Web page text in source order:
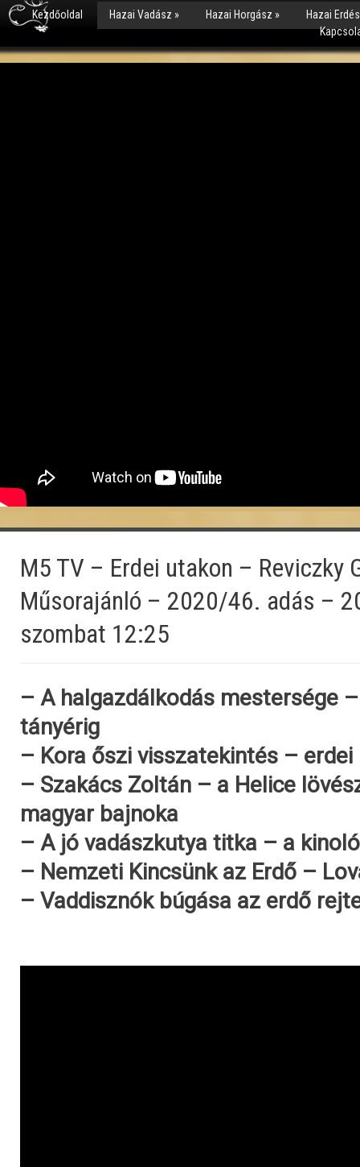
Kezdőoldal Hazai Vadász » Hazai Horgász »
Hazai
M5 TV – Erdei utakon – Reviczky
Műsorajánló – 2020/46. adás –
szombat 12:25
– A halgazdálkodás mestersége
tányérig
– Kora őszi visszatekintés –
– Szakács Zoltán – a Helice
magyar bajnoka
– A jó vadászkutya titka – a
– Nemzeti Kincsünk az Erdő –
– Vaddisznók búgása az erdő